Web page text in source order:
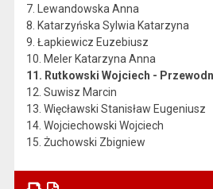
7. Lewandowska Anna
8. Katarzyńska Sylwia Katarzyna
9. Łapkiewicz Euzebiusz
10. Meler Katarzyna Anna
11. Rutkowski Wojciech -
12. Suwisz Marcin
13. Więcławski Stanisław Eugeniusz
14. Wojciechowski Wojciech
15. Żuchowski Zbigniew